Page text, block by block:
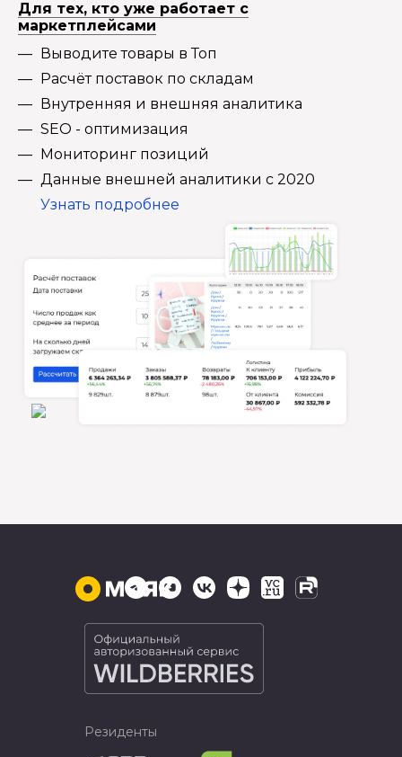
Для тех, кто уже работает с
маркетплейсами
Выводите товары в Топ
Расчёт поставок по складам
Внутренняя и внешняя аналитика
SEO - оптимизация
Мониторинг позиций
Данные внешней аналитики с 2020
Узнать подробнее
Резиденты